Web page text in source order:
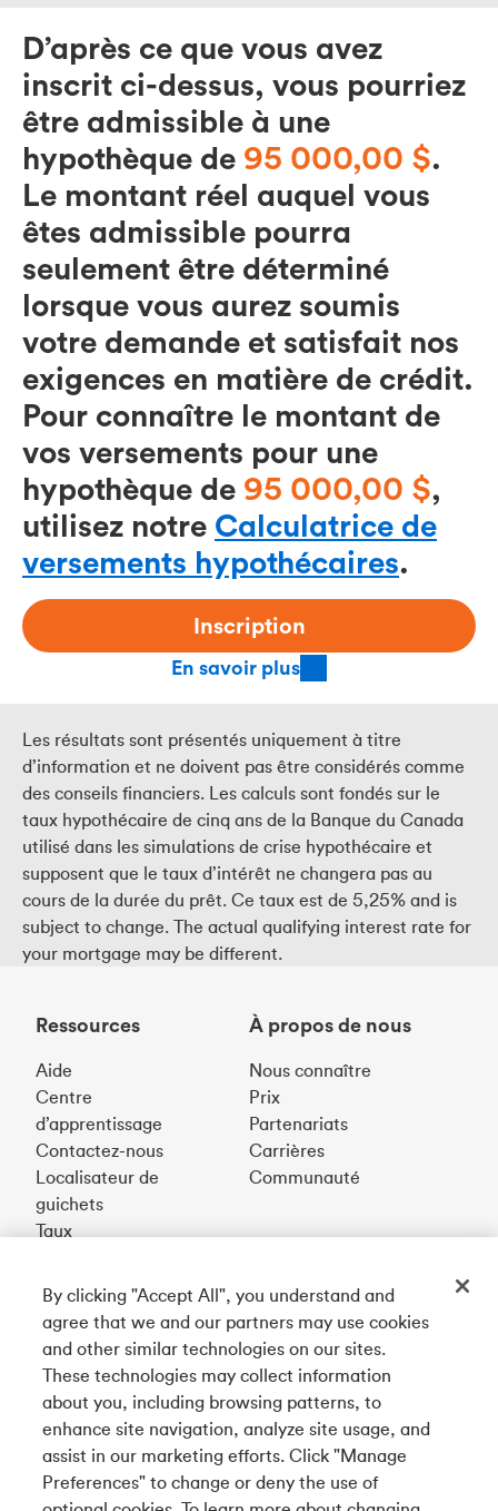
D’après ce que vous avez
inscrit ci-dessus, vous pourriez
être admissible à une
hypothèque de 95 000,00 $.
Le montant réel auquel vous
êtes admissible pourra
seulement être déterminé
lorsque vous aurez soumis
votre demande et satisfait nos
exigences en matière de crédit.
Pour connaître le montant de
vos versements pour une
hypothèque de 95 000,00 $,
utilisez notre Calculatrice de
versements hypothécaires.
Inscription
En savoir plus
Les résultats sont présentés uniquement à titre
d’information et ne doivent pas être considérés comme
des conseils financiers. Les calculs sont fondés sur le
taux hypothécaire de cinq ans de la Banque du Canada
utilisé dans les simulations de crise hypothécaire et
supposent que le taux d’intérêt ne changera pas au
cours de la durée du prêt. Ce taux est de 5,25% and is
subject to change. The actual qualifying interest rate for
your mortgage may be different.
Ressources
Aide
Centre
d’apprentissage
Contactez-nous
Localisateur de
guichets
Taux
À propos de nous
Nous connaître
Prix
Partenariats
Carrières
Communauté
English
Téléchargez notre appli
Connectez-vous avec nous
By clicking "Accept All", you understand and
agree that we and our partners may use cookies
and other similar technologies on our sites.
These technologies may collect information
about you, including browsing patterns, to
enhance site navigation, analyze site usage, and
assist in our marketing efforts. Click "Manage
Preferences" to change or deny the use of